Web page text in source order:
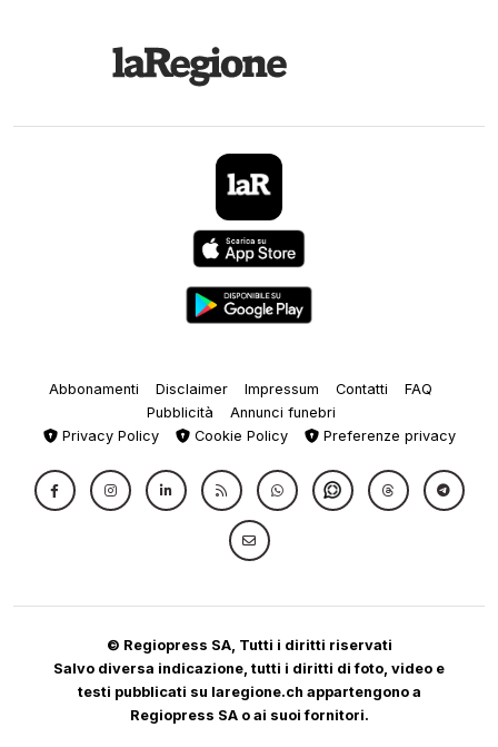
Abbonamenti Disclaimer Impressum Contatti
FAQ
Pubblicità
Annunci funebri
Privacy Policy
Cookie Policy Preferenze privacy
© Regiopress SA, Tutti i diritti riservati
Salvo diversa indicazione, tutti i diritti di foto, video e
testi pubblicati su laregione.ch appartengono a
Regiopress SA o ai suoi fornitori.